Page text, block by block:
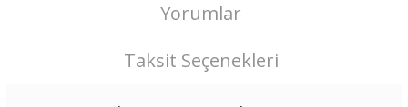
Yorumlar
Taksit Seçenekleri